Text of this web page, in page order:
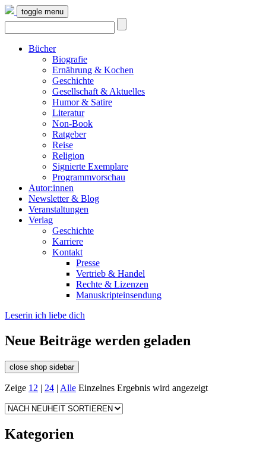
toggle menu
Bücher
Biografie
Ernährung & Kochen
Geschichte
Gesellschaft & Aktuelles
Humor & Satire
Literatur
Non-Book
Ratgeber
Reise
Religion
Signierte Exemplare
Programmvorschau
Autor:innen
Newsletter & Blog
Veranstaltungen
Verlag
Geschichte
Karriere
Kontakt
Presse
Vertrieb & Handel
Rechte & Lizenzen
Manuskripteinsendung
Leserin ich liebe dich
Neue Beiträge werden geladen
close shop sidebar
Zeige 12 | 24 | Alle Einzelnes Ergebnis wird angezeigt
Kategorien